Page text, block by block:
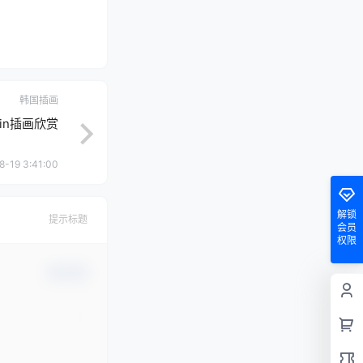
韩国插画
插画欣赏
19 3:41:00
提示标题
解锁
会员
权限